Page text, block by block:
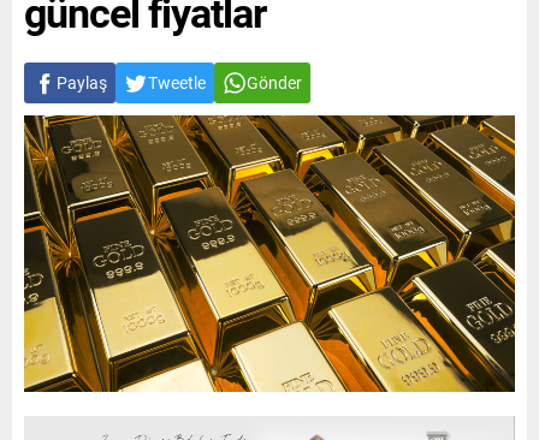
güncel fiyatlar
Paylaş Tweetle Gönder